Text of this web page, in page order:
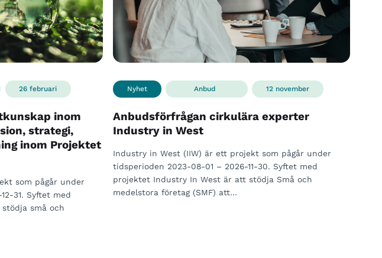
26 februari
inom
strategi,
inom Projektet
som pågår under
31. Syftet med
små och
Nyhet Anbud 12 november
Anbudsförfrågan cirkulära experter
Industry in West
Industry in West (IIW) är ett projekt som pågår under
tidsperioden 2023-08-01 – 2026-11-30. Syftet med
projektet Industry In West är att stödja Små och
medelstora företag (SMF) att…